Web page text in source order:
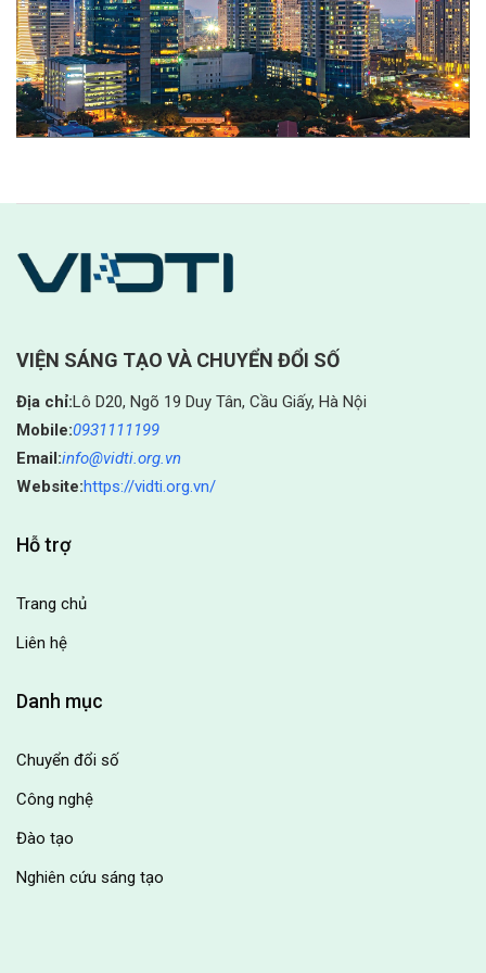
VIỆN SÁNG TẠO VÀ CHUYỂN ĐỔI SỐ
Địa chỉ:Lô D20, Ngõ 19 Duy Tân, Cầu Giấy, Hà Nội
Mobile:0931111199
Email:info@vidti.org.vn
Website:https://vidti.org.vn/
Hỗ trợ
Trang chủ
Liên hệ
Danh mục
Chuyển đổi số
Công nghệ
Đào tạo
Nghiên cứu sáng tạo